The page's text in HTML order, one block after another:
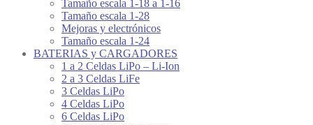
Tamaño escala 1-18 a 1-16
Tamaño escala 1-28
Mejoras y electrónicos
Tamaño escala 1-24
BATERIAS y CARGADORES
1 a 2 Celdas LiPo – Li-Ion
2 a 3 Celdas LiFe
3 Celdas LiPo
4 Celdas LiPo
6 Celdas LiPo